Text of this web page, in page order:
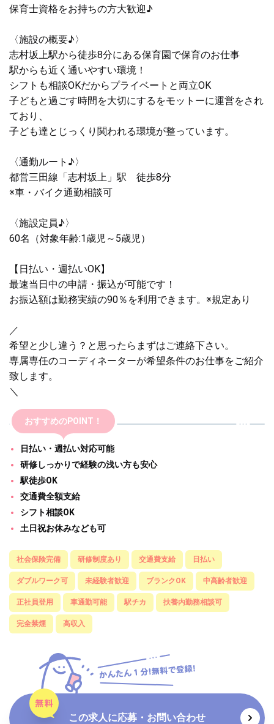
保育士資格をお持ちの方大歓迎♪
〈施設の概要♪〉
志村坂上駅から徒歩8分にある保育園で保育のお仕事
駅からも近く通いやすい環境！
シフトも相談OKだからプライベートと両立OK
子どもと過ごす時間を大切にするをモットーに運営をされ
ており、
子ども達とじっくり関われる環境が整っています。
〈通勤ルート♪〉
都営三田線「志村坂上」駅 徒歩8分
※車・バイク通勤相談可
〈施設定員♪〉
60名（対象年齢:1歳児～5歳児）
【日払い・週払いOK】
最速当日中の申請・振込が可能です！
お振込額は勤務実績の90％を利用できます。※規定あり
／
希望と少し違う？と思ったらまずはご連絡下さい。
専属専任のコーディネーターが希望条件のお仕事をご紹介
致します。
＼
おすすめのPOINT！
日払い・週払い対応可能
研修しっかりで経験の浅い方も安心
駅徒歩OK
交通費全額支給
シフト相談OK
土日祝お休みなども可
社会保険完備 研修制度あり 交通費支給 日払い
ダブルワーク可 未経験者歓迎 ブランクOK 中高齢者歓迎
正社員登用 車通勤可能 駅チカ 扶養内勤務相談可
完全禁煙 高収入
この求人に応募・お問い合わせ